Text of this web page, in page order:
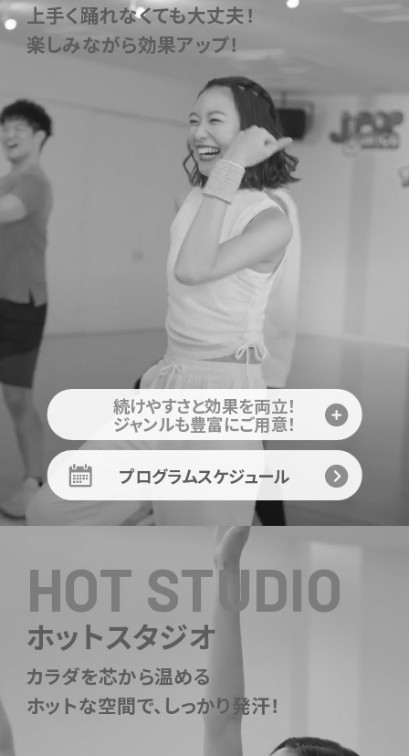
上手く踊れなくても大丈夫！
楽しみながら効果アップ！
続けやすさと効果を両立！
ジャンルも豊富にご用意！
プログラムスケジュール
HOT STUDIO
ホットスタジオ
カラダを芯から温める
ホットな空間で、しっかり発汗！